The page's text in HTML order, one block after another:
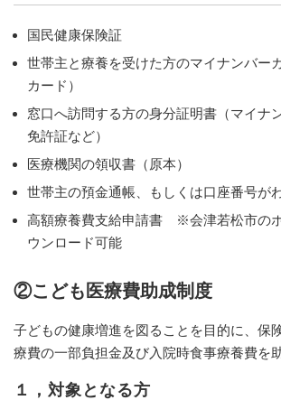
国民健康保険証
世帯主と療養を受けた方のマイナンバー
カード）
窓口へ訪問する方の身分証明書（マイナ
免許証など）
医療機関の領収書（原本）
世帯主の預金通帳、もしくは口座番号が
高額療養費支給申請書 ※会津若松市の
ウンロード可能
②こども医療費助成制度
子どもの健康増進を図ることを目的に、保
療費の一部負担金及び入院時食事療養費を
１，対象となる方